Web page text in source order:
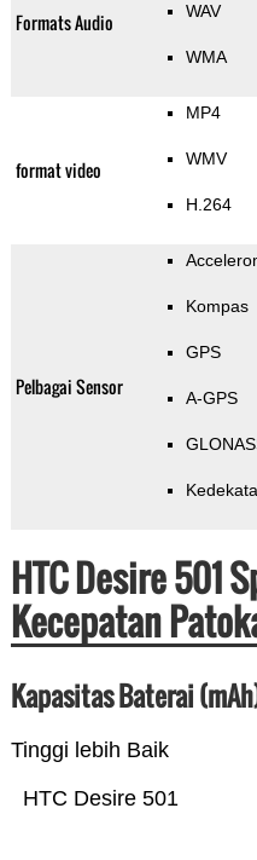
Formats Audio WAV
WMA
format video
MP4
WMV
H.264
Pelbagai Sensor
Kompas
GPS
A-GPS
HTC Desire 501
Kecepatan
Kapasitas Baterai
Tinggi lebih Baik
HTC Desire 501